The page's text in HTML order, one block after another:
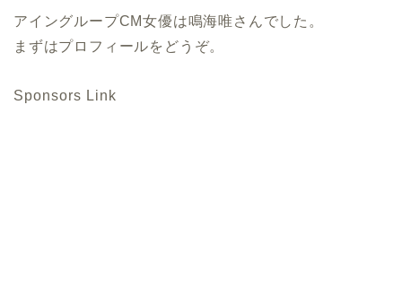
アイングループCM女優は鳴海唯さんでした。
まずはプロフィールをどうぞ。
Sponsors Link